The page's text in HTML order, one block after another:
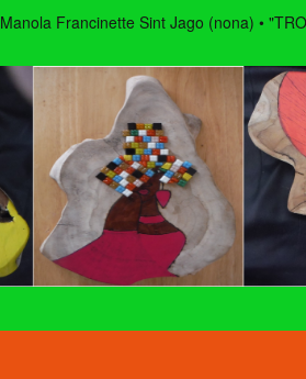
Manola Francinette Sint Jago (nona)